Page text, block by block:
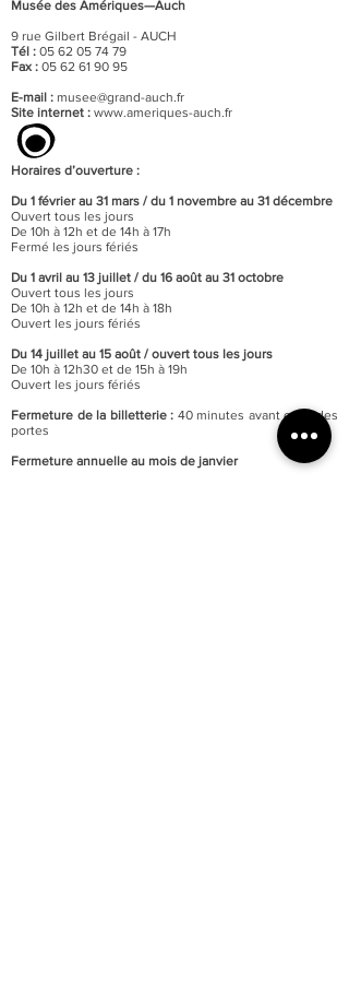
Musée des Amériques—Auch
9 rue Gilbert Brégail - AUCH
Tél : 05 62 05 74 79
Fax : 05 62 61 90 95
E-mail : musee@grand-auch.fr
Site internet : www.ameriques-auch.fr
Horaires d’ouverture :
Du 1 février au 31 mars / du 1 novembre au 31 décembre
Ouvert tous les jours
De 10h à 12h et de 14h à 17h
Fermé les jours fériés
Du 1 avril au 13 juillet / du 16 août au 31 octobre
Ouvert tous les jours
De 10h à 12h et de 14h à 18h
Ouvert les jours fériés
Du 14 juillet au 15 août / ouvert tous les jours
De 10h à 12h30 et de 15h à 19h
Ouvert les jours fériés
Fermeture de la billetterie : 40 minutes avant celle des
portes
Fermeture annuelle au mois de janvier